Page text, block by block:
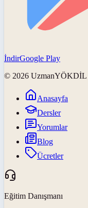
İndirGoogle Play
© 2026 UzmanYÖKDİL
Anasayfa
Dersler
Yorumlar
Blog
Ücretler
Eğitim Danışmanı